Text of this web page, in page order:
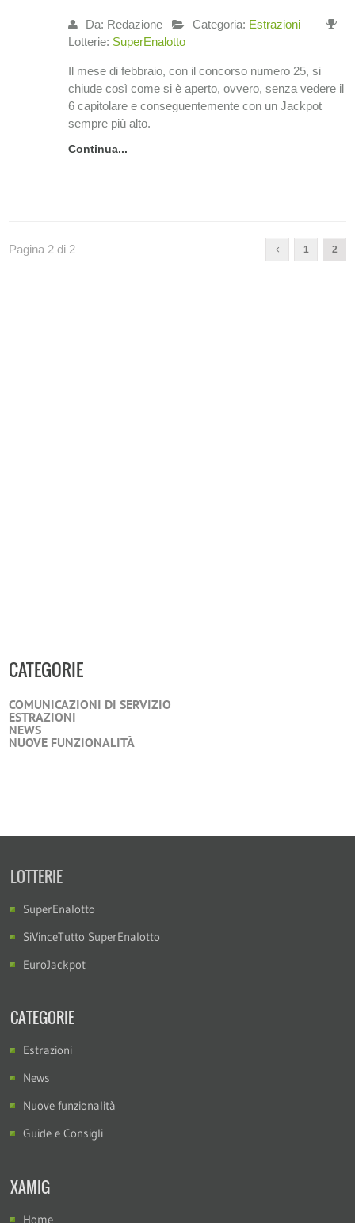
Da: Redazione Categoria: Estrazioni
Lotterie: SuperEnalotto
Il mese di febbraio, con il concorso numero 25, si
chiude così come si è aperto, ovvero, senza vedere il
6 capitolare e conseguentemente con un Jackpot
sempre più alto.
Continua...
Pagina 2 di 2 1 2
CATEGORIE
COMUNICAZIONI DI SERVIZIO
ESTRAZIONI
NEWS
NUOVE FUNZIONALITÀ
LOTTERIE
SuperEnalotto
SiVinceTutto SuperEnalotto
EuroJackpot
CATEGORIE
Estrazioni
News
Nuove funzionalità
Guide e Consigli
XAMIG
Home